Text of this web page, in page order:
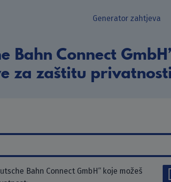
Generator zahtjeva
Bahn Connect
za zaštitu
Bahn Connect GmbH“ koje možeš